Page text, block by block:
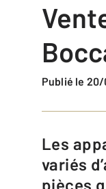
Publié le
Les appartements de trois pièces sont très recherchés par des profils
variés
pièces